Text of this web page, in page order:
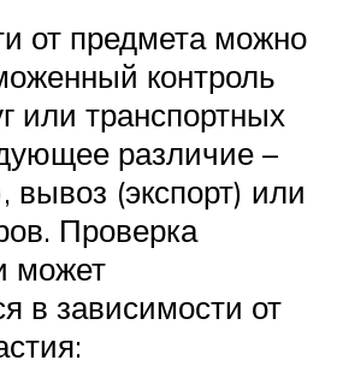
от предмета можно
контроль
или транспортных
различие –
вывоз (экспорт) или
Проверка
может
в зависимости от